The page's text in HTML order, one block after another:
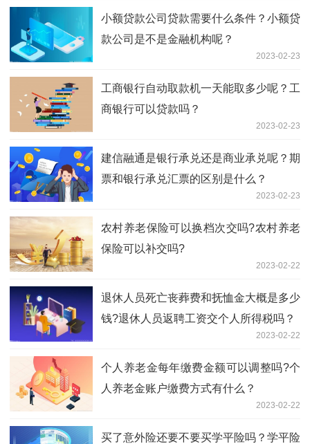
小额贷款公司贷款需要什么条件？小额贷
款公司是不是金融机构呢？
2023-02-23
工商银行自动取款机一天能取多少呢？工
商银行可以贷款吗？
2023-02-23
建信融通是银行承兑还是商业承兑呢？期
票和银行承兑汇票的区别是什么？
2023-02-23
农村养老保险可以换档次交吗?农村养老
保险可以补交吗?
2023-02-22
退休人员死亡丧葬费和抚恤金大概是多少
钱?退休人员返聘工资交个人所得税吗？
2023-02-22
个人养老金每年缴费金额可以调整吗?个
人养老金账户缴费方式有什么？
2023-02-22
买了意外险还要不要买学平险吗？学平险